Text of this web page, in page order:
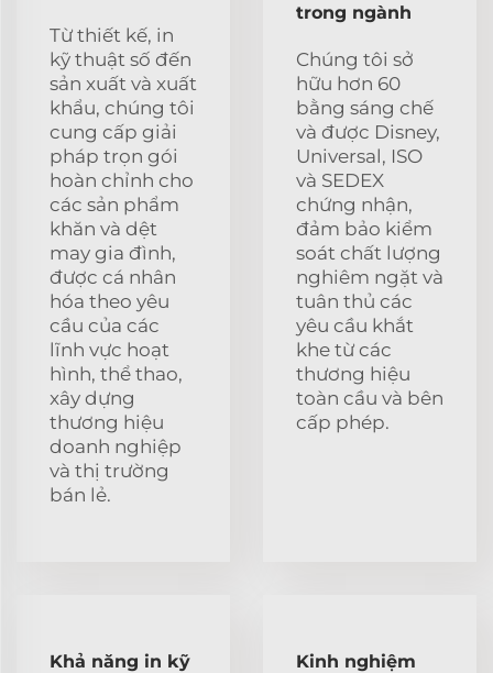
Từ thiết kế, in
kỹ thuật số đến
sản xuất và xuất
khẩu, chúng tôi
cung cấp giải
pháp trọn gói
hoàn chỉnh cho
các sản phẩm
khăn và dệt
may gia đình,
được cá nhân
hóa theo yêu
cầu của các
lĩnh vực hoạt
hình, thể thao,
xây dựng
thương hiệu
doanh nghiệp
và thị trường
bán lẻ.
trong ngành
Chúng tôi sở
hữu hơn 60
bằng sáng chế
và được Disney,
Universal, ISO
và SEDEX
chứng nhận,
đảm bảo kiểm
soát chất lượng
nghiêm ngặt và
tuân thủ các
yêu cầu khắt
khe từ các
thương hiệu
toàn cầu và bên
cấp phép.
Khả năng in kỹ
Kinh nghiệm